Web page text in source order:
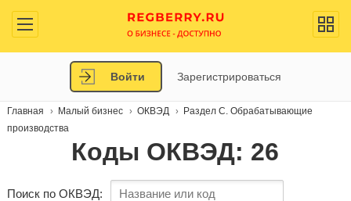
Войти Зарегистрироваться
Главная Малый бизнес ОКВЭД
Раздел C. Обрабатывающие
производства
Коды ОКВЭД: 26
Поиск по ОКВЭД: